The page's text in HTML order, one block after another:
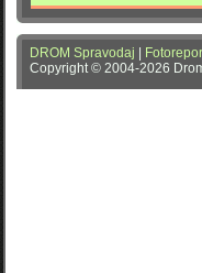
DROM Spravodaj |
Copyright © 2004-2026